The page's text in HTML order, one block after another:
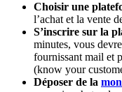
Choisir une
l’achat et la vente
S’inscrire sur la
minutes, vous
fournissant mail et
(know your
Déposer de la